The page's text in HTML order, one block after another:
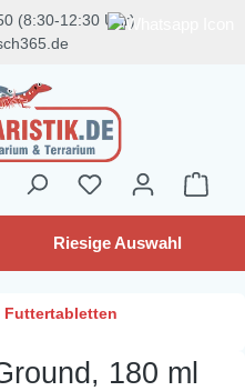
(8:30-12:30 Uhr)
Riesige Auswahl
Futtertabletten
180 ml